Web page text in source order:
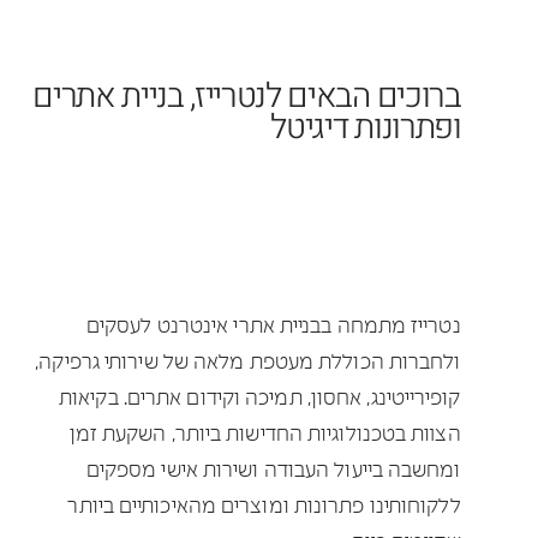
ברוכים הבאים לנטרייז, בניית אתרים
ופתרונות דיגיטל
נטרייז מתמחה בבניית אתרי אינטרנט לעסקים
ולחברות הכוללת מעטפת מלאה של שירותי גרפיקה,
קופירייטינג, אחסון, תמיכה וקידום אתרים. בקיאות
הצוות בטכנולוגיות החדישות ביותר, השקעת זמן
ומחשבה בייעול העבודה ושירות אישי מספקים
ללקוחותינו פתרונות ומוצרים מהאיכותיים ביותר